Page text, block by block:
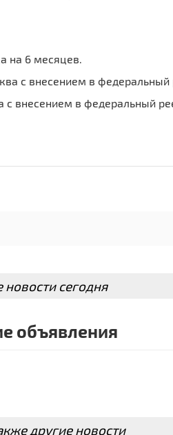
на 6 месяцев.
с внесением в федеральный
с внесением в федеральный
сегодня
объявления
другие новости